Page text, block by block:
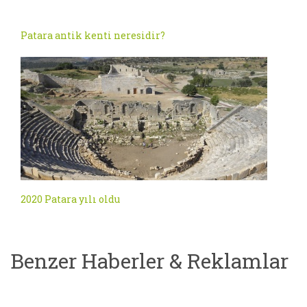
Patara antik kenti neresidir?
2020 Patara yılı oldu
Benzer Haberler & Reklamlar